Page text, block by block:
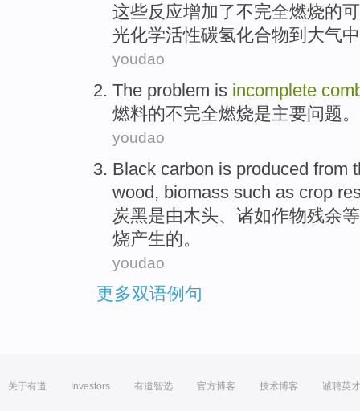
这些反应增加了不完全燃烧的
光化学活性碳氢化合物到 大气
youdao
The problem is incomplete
燃料的不完全燃烧是主要问题。
youdao
Black carbon is produced from
wood, biomass such as crop
炭黑是由木头、 诸如作物残余
烧产生的。
youdao
更多双语例句
关于有道 Investors 有道智选 官方博客 技术博客 诚聘英才